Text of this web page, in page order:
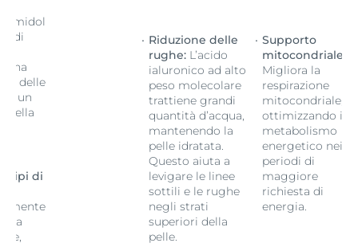
di
una
delle
e un
della
i tipi di
a
Riduzione delle
rughe: L’acido
ialuronico ad alto
peso molecolare
trattiene grandi
quantità d’acqua,
mantenendo la
pelle idratata.
Questo aiuta a
levigare le linee
sottili e le rughe
negli strati
superiori della
pelle.
Supporto
mitocondriale:
Migliora la
respirazione
mitocondriale,
ottimizzando il
metabolismo
energetico nei
periodi di
maggiore
richiesta di
energia.